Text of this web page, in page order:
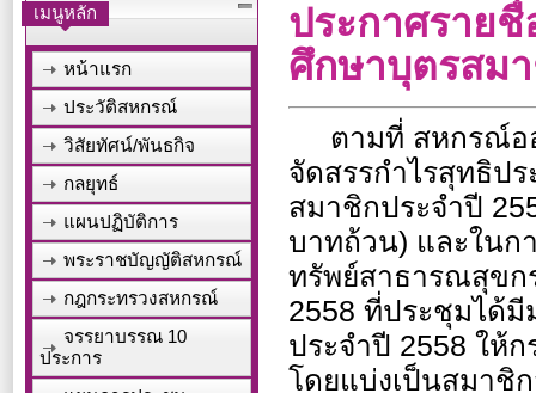
เมนูหลัก
หน้าแรก
ประวัติสหกรณ์
วิสัยทัศน์/พันธกิจ
กลยุทธ์
แผนปฏิบัติการ
พระราชบัญญัติสหกรณ์
กฎกระทรวงสหกรณ์
จรรยาบรรณ 10
ประการ
ประกาศราย
ศึกษาบุตรสม
ตามที่ สหกรณ์อ
จัดสรรกำไรสุทธิป
สมาชิกประจำปี
บาทถ้วน) และในก
ทรัพย์สาธารณสุขก
2558 ที่ประชุมได้
ประจำปี 2558 ให้
โดยแบ่งเป็นสมา